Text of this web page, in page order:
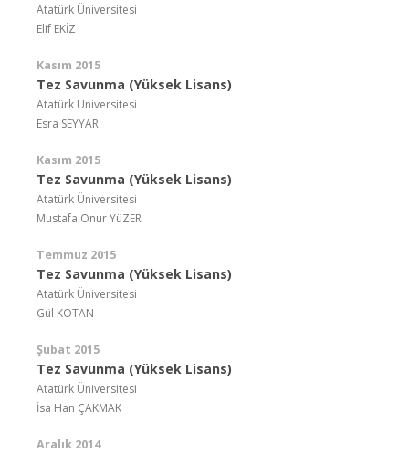
Atatürk Üniversitesi
Elif EKİZ
Kasım 2015
Tez Savunma (Yüksek Lisans)
Atatürk Üniversitesi
Esra SEYYAR
Kasım 2015
Tez Savunma (Yüksek Lisans)
Atatürk Üniversitesi
Mustafa Onur YüZER
Temmuz 2015
Tez Savunma (Yüksek Lisans)
Atatürk Üniversitesi
Gül KOTAN
Şubat 2015
Tez Savunma (Yüksek Lisans)
Atatürk Üniversitesi
İsa Han ÇAKMAK
Aralık 2014